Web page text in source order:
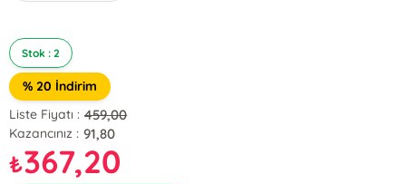
Stok : 2
% 20 İndirim
Liste Fiyatı : 459,00
Kazancınız : 91,80
₺367,20